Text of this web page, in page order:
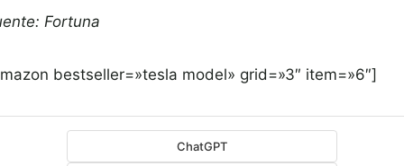
Fortuna
bestseller=»tesla model» grid=»3″ item=»6″]
ChatGPT